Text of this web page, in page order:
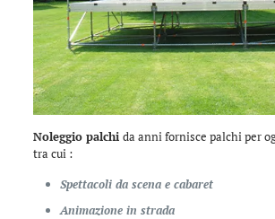
Noleggio palchi da anni fornisce palchi per
tra cui :
Spettacoli da scena e cabaret
Animazione in strada